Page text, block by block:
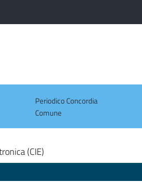
Periodico Concordia
Comune
(CIE)